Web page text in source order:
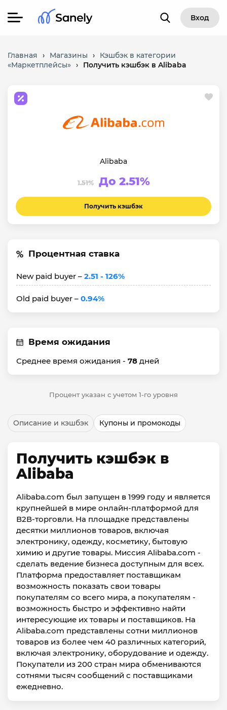
Вход
Главная › Магазины ›
Кэшбэк в категории
«Маркетплейсы» › Получить кэшбэк в Alibaba
Alibaba
1.51% До 2.51%
Получить кэшбэк
Процентная ставка
New paid buyer – 2.51 - 126%
Old paid buyer – 0.94%
Время ожидания
Среднее время ожидания - 78 дней
Процент указан с учетом 1-го уровня
Описание и кэшбэк Купоны и промокоды
Получить кэшбэк в
Alibaba
Alibaba.com был запущен в 1999 году и является
крупнейшей в мире онлайн-платформой для
В2В-торговли. На площадке представлены
десятки миллионов товаров, включая
электронику, одежду, косметику, бытовую
химию и другие товары. Миссия Alibaba.com -
сделать ведение бизнеса доступным для всех.
Платформа предоставляет поставщикам
возможность показать свои товары
покупателям со всего мира, а покупателям -
возможность быстро и эффективно найти
интересующие их товары и поставщиков. На
Alibaba.com представлены сотни миллионов
товаров из более чем 40 различных категорий,
включая электронику, оборудование и одежду.
Покупатели из 200 стран мира обмениваются
сотнями тысяч сообщений с поставщиками
ежедневно.